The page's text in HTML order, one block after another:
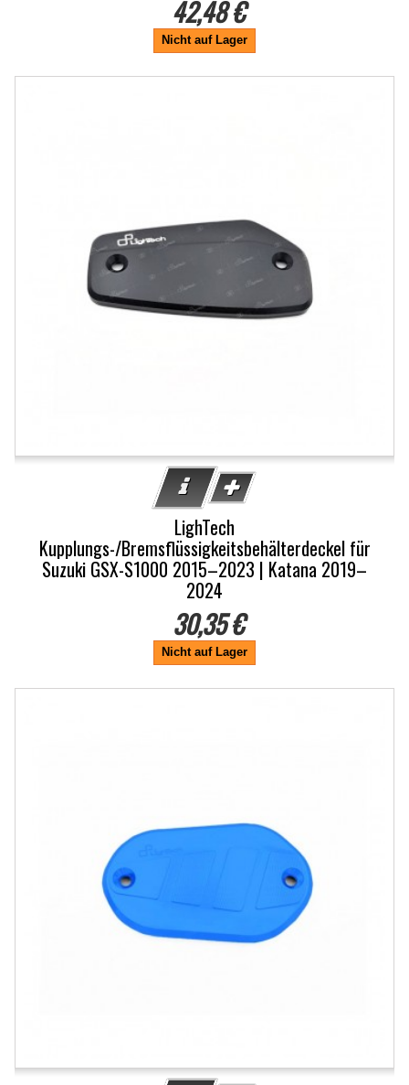
42,48 €
Nicht auf Lager
LighTech
Kupplungs-/Bremsflüssigkeitsbehälterdeckel für
Suzuki GSX-S1000 2015–2023 | Katana 2019–
2024
30,35 €
Nicht auf Lager